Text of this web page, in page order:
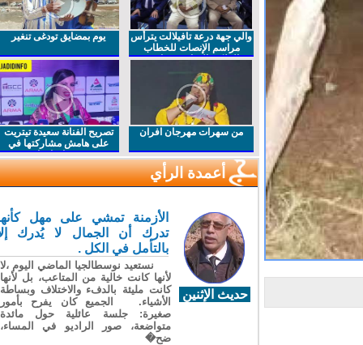
والي جهة درعة تافيلالت يترأس
مراسم الإنصات للخطاب
الملكي السامي بمناسبة
يوم بمضايق تودغى تنغير
من سهرات مهرجان افران
تصريح الفنانة سعيدة تيتريت
على هامش مشاركتها في
مهرجان افران
أعمدة الرأي
حديث الإثنين
الأزمنة تمشي على مهل كأنها
تدرك أن الجمال لا يُدرك إلا
بالتأمل في الكل .
نستعيد نوسطالجيا الماضي اليوم ،لا
لأنها كانت خالية من المتاعب، بل لأنها
كانت مليئة بالدفء والاختلاف وبساطة
الأشياء. الجميع كان يفرح بأمور
صغيرة: جلسة عائلية حول مائدة
متواضعة، صور الراديو في المساء،
ضح�